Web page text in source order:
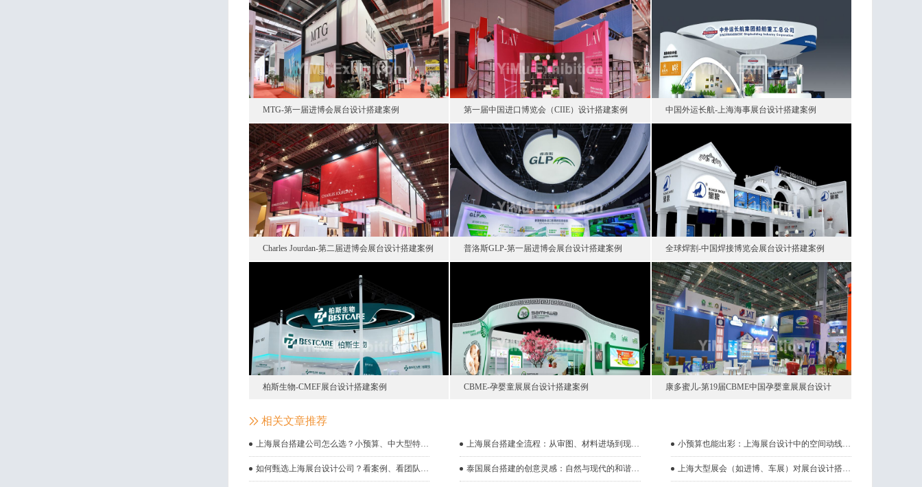
MTG-第一届进博会展台设计搭建案例 第一届中国进口博览会（CIIE）设计搭建案例 中国外运长航-上海海事展台设计搭建案例
Charles Jourdan-第二届进博会展台设计搭建案例 普洛斯GLP-第一届进博会展台设计搭建案例 全球焊割-中国焊接博览会展台设计搭建案例
柏斯生物-CMEF展台设计搭建案例 CBME-孕婴童展展台设计搭建案例 康多蜜儿-第19届CBME中国孕婴童展展台设计
相关文章推荐
上海展台搭建公司怎么选？小预算、中大型特装的不同策略 上海展台搭建全流程：从审图、材料进场到现场验收的时间管理 小预算也能出彩：上海展台设计中的空间动线与视觉焦点技巧
如何甄选上海展台设计公司？看案例、看团队、看服务流程 泰国展台搭建的创意灵感：自然与现代的和谐共生 上海大型展会（如进博、车展）对展台设计搭建的特殊要求